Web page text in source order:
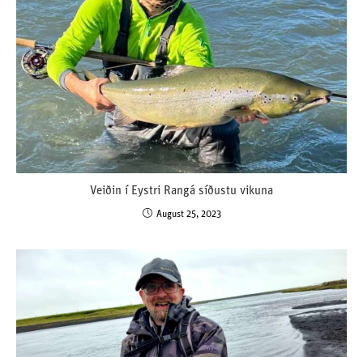
Veiðin í Eystri Rangá síðustu vikuna
August 25, 2023